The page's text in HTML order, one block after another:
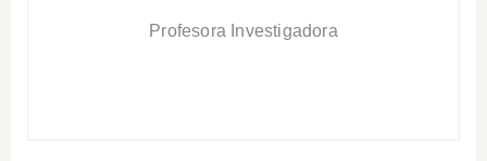
Profesora Investigadora